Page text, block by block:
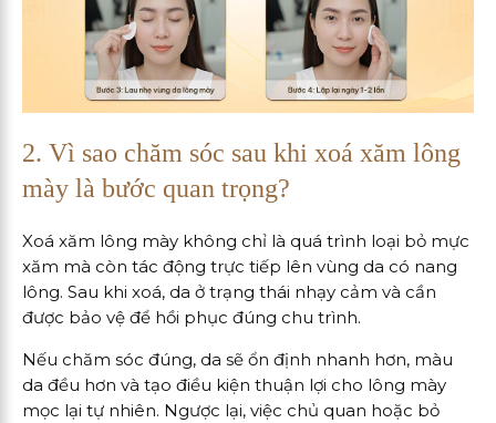
2. Vì sao chăm sóc sau khi xoá xăm lông
mày là bước quan trọng?
Xoá xăm lông mày không chỉ là quá trình loại bỏ mực
xăm mà còn tác động trực tiếp lên vùng da có nang
lông. Sau khi xoá, da ở trạng thái nhạy cảm và cần
được bảo vệ để hồi phục đúng chu trình.
Nếu chăm sóc đúng, da sẽ ổn định nhanh hơn, màu
da đều hơn và tạo điều kiện thuận lợi cho lông mày
mọc lại tự nhiên. Ngược lại, việc chủ quan hoặc bỏ